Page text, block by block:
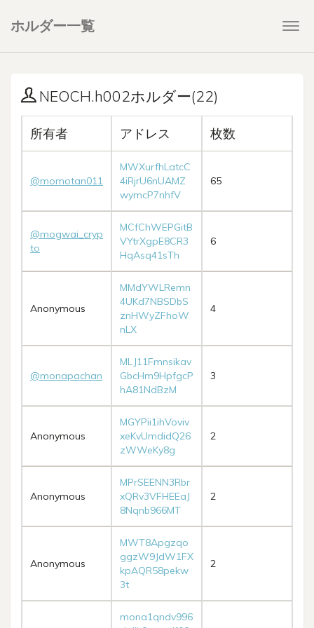
ホルダー一覧
NEOCH.h002ホルダー(22)
所有者 アドレス 枚数
@momotan011
MWXurfhLatcC
4iRjrU6nUAMZ
wymcP7nhfV
65
@mogwai_cryp
to
MCfChWEPGitB
VYtrXgpE8CR3
HqAsq41sTh
6
Anonymous
MMdYWLRemn
4UKd7NBSDbS
znHWyZFhoW
nLX
4
@monapachan
MLJ11Fmnsikav
GbcHm9HpfgcP
hA81NdBzM
3
Anonymous
MGYPii1ihVoviv
xeKvUmdidQ26
zWWeKy8g
2
Anonymous
MPrSEENN3Rbr
xQRv3VFHEEaJ
8Nqnb966MT
2
Anonymous
MWT8Apgzqo
ggzW9JdW1FX
kpAQR58pekw
3t
2
mona1qndv996